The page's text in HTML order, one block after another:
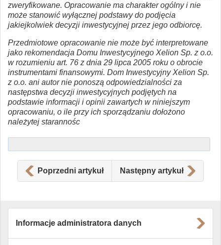
zweryfikowane. Opracowanie ma charakter ogólny i nie
może stanowić wyłącznej podstawy do podjęcia
jakiejkolwiek decyzji inwestycyjnej przez jego odbiorcę.
Przedmiotowe opracowanie nie może być interpretowane
jako rekomendacja Domu Inwestycyjnego Xelion Sp. z o.o.
w rozumieniu art. 76 z dnia 29 lipca 2005 roku o obrocie
instrumentami finansowymi. Dom Inwestycyjny Xelion Sp.
z o.o. ani autor nie ponoszą odpowiedzialności za
następstwa decyzji inwestycyjnych podjętych na
podstawie informacji i opinii zawartych w niniejszym
opracowaniu, o ile przy ich sporządzaniu dołożono
należytej starannośc
Poprzedni artykuł Następny artykuł
Informacje administratora danych